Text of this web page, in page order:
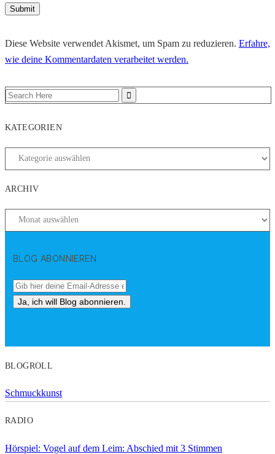
Diese Website verwendet Akismet, um Spam zu reduzieren. Erfahre,
wie deine Kommentardaten verarbeitet werden.
KATEGORIEN
ARCHIV
BLOG ABONNIEREN
BLOGROLL
Schmuckkunst
RADIO
Hörspiel: Vogel auf dem Leim: Abschied mit 3 Stimmen